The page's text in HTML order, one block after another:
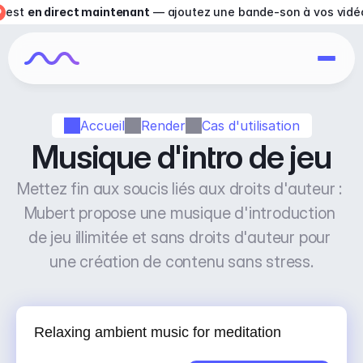
Accueil Render Cas d'utilisation
Musique d'intro de jeu
Mettez fin aux soucis liés aux droits d'auteur :
Mubert propose une musique d'introduction
de jeu illimitée et sans droits d'auteur pour
une création de contenu sans stress.
est en direct maintenant — ajoutez une bande-son à vos